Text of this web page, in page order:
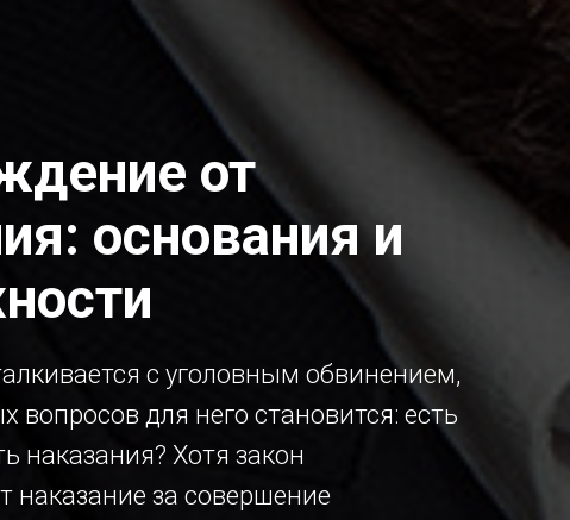
от
основания и
с уголовным обвинением,
вопросов для него становится: есть
наказания? Хотя закон
наказание за совершение